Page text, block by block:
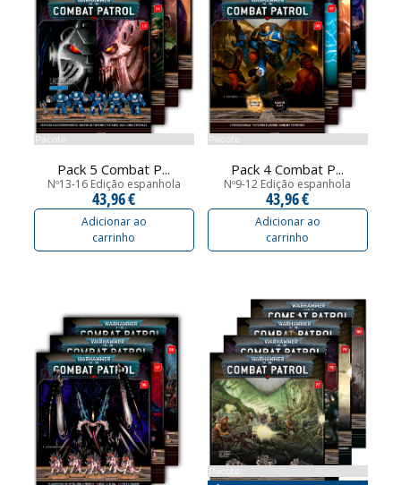
Pacote
Pack 5 Combat P...
Nº13-16 Edição espanhola
43,96 €
Adicionar ao
carrinho
Pacote
Pack 4 Combat P...
Nº9-12 Edição espanhola
43,96 €
Adicionar ao
carrinho
Pacote